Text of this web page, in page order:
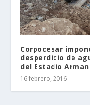
Corpocesar
desperdicio de
del Estadio
16 febrero, 2016